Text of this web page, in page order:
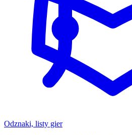
Odznaki, listy gier